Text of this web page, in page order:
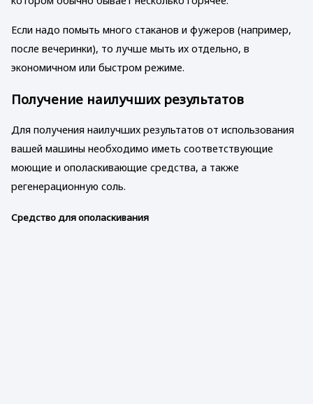
Если надо помыть много стаканов и фужеров (например,
после вечеринки), то лучше мыть их отдельно, в
экономичном или быстром режиме.
Получение наилучших результатов
Для получения наилучших результатов от использования
вашей машины необходимо иметь соответствующие
моющие и ополаскивающие средства, а также
регенерационную соль.
Средство для ополаскивания